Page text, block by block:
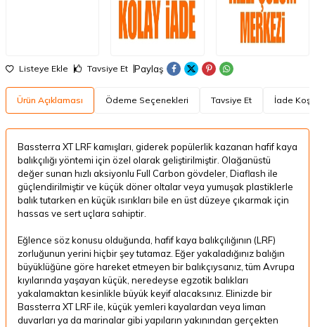
Listeye Ekle Tavsiye Et Paylaş
Ürün Açıklaması Ödeme Seçenekleri Tavsiye Et İade
Bassterra XT LRF kamışları, giderek popülerlik kazanan hafif kaya
balıkçılığı yöntemi için özel olarak geliştirilmiştir. Olağanüstü
değer sunan hızlı aksiyonlu Full Carbon gövdeler, Diaflash ile
güçlendirilmiştir ve küçük döner oltalar veya yumuşak plastiklerle
balık tutarken en küçük ısırıkları bile en üst düzeye çıkarmak için
hassas ve sert uçlara sahiptir.
Eğlence söz konusu olduğunda, hafif kaya balıkçılığının (LRF)
zorluğunun yerini hiçbir şey tutamaz. Eğer yakaladığınız balığın
büyüklüğüne göre hareket etmeyen bir balıkçıysanız, tüm Avrupa
kıyılarında yaşayan küçük, neredeyse egzotik balıkları
yakalamaktan kesinlikle büyük keyif alacaksınız. Elinizde bir
Bassterra XT LRF ile, küçük yemleri kayalardan veya liman
duvarları ya da marinalar gibi yapıların yakınından gerçekten